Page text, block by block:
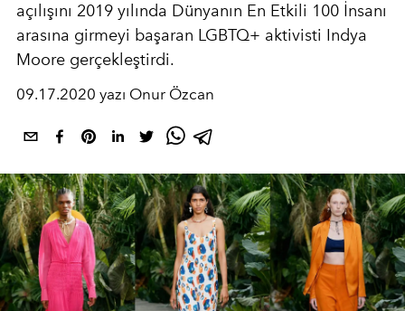
açılışını 2019 yılında Dünyanın En Etkili 100 İnsanı
arasına girmeyi başaran LGBTQ+ aktivisti Indya
Moore gerçekleştirdi.
09.17.2020 yazı Onur Özcan